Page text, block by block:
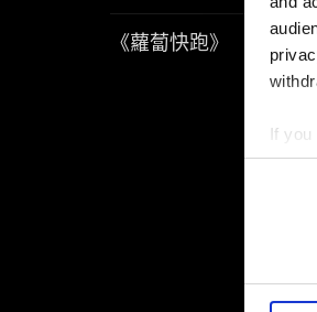
If
Find
暢。
《蘿蔔快跑》